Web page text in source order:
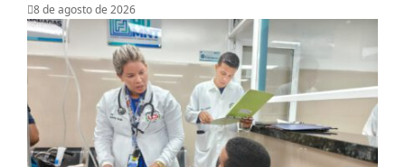
8 de agosto de 2026